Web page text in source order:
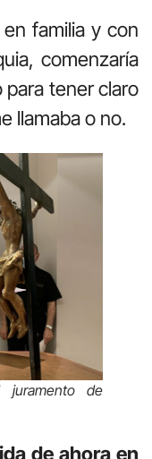
familia y con
comenzaría
tener claro
llamaba o no.
juramento de
de ahora en